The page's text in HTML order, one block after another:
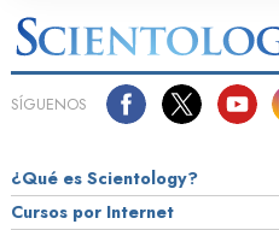
SÍGUENOS
¿Qué es Scientology?
Cursos por Internet